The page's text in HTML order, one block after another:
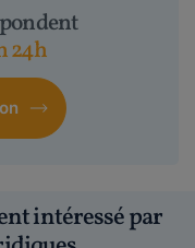
24h
intéressé par